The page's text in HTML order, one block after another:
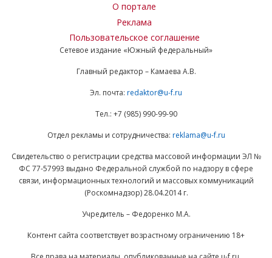
О портале
Реклама
Пользовательское соглашение
Сетевое издание «Южный федеральный»
Главный редактор – Камаева А.В.
Эл. почта: redaktor@u-f.ru
Тел.: +7 (985) 990-99-90
Отдел рекламы и сотрудничества: reklama@u-f.ru
Свидетельство о регистрации средства массовой информации ЭЛ №
ФС 77-57993 выдано Федеральной службой по надзору в сфере
связи, информационных технологий и массовых коммуникаций
(Роскомнадзор) 28.04.2014 г.
Учредитель – Федоренко М.А.
Контент сайта соответствует возрастному ограничению 18+